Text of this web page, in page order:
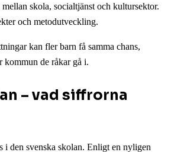
skola, socialtjänst och kultursektor.
och metodutveckling.
kan fler barn få samma chans,
kommun de råkar gå i.
– vad siffrorna
i den svenska skolan. Enligt en nyligen